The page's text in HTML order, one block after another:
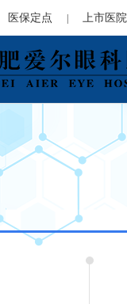
医保定点 | 上市医院